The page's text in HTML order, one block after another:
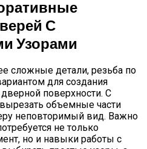
С
Узорами
сложные детали, резьба по
для создания
поверхности. С
объемные части
неповторимый вид. Важно
не только
но и навыки работы с